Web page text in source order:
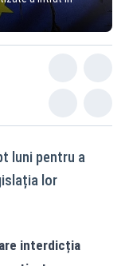
luni pentru a
lor
interdicția